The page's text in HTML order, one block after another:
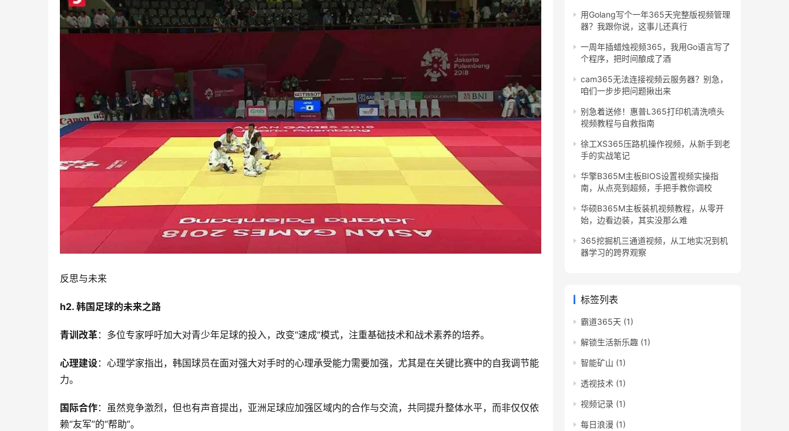
反思与未来
h2. 韩国足球的未来之路
青训改革：多位专家呼吁加大对青少年足球的投入，改变“速成”模式，注重基础技术和战术素养的培养。
心理建设：心理学家指出，韩国球员在面对强大对手时的心理承受能力需要加强，尤其是在关键比赛中的自我调节能
力。
国际合作：虽然竞争激烈，但也有声音提出，亚洲足球应加强区域内的合作与交流，共同提升整体水平，而非仅仅依
赖“友军”的“帮助”。
用Golang写个一年365天完整版视频管理
器？我跟你说，这事儿还真行
一周年插蜡烛视频365，我用Go语言写了
个程序，把时间酿成了酒
cam365无法连接视频云服务器？别急，
咱们一步步把问题揪出来
别急着送修！惠普L365打印机清洗喷头
视频教程与自救指南
徐工XS365压路机操作视频，从新手到老
手的实战笔记
华擎B365M主板BIOS设置视频实操指
南，从点亮到超频，手把手教你调校
华硕B365M主板装机视频教程，从零开
始，边看边装，其实没那么难
365挖掘机三通道视频，从工地实况到机
器学习的跨界观察
标签列表
霸道365天 (1)
解锁生活新乐趣 (1)
智能矿山 (1)
透视技术 (1)
视频记录 (1)
每日浪漫 (1)